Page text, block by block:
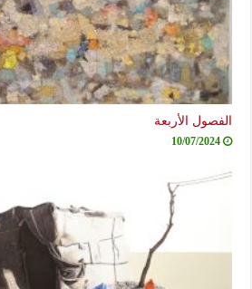
الفصول الأربعة
10/07/2024